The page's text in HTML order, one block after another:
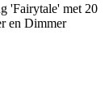
'Fairytale' met 20
en Dimmer